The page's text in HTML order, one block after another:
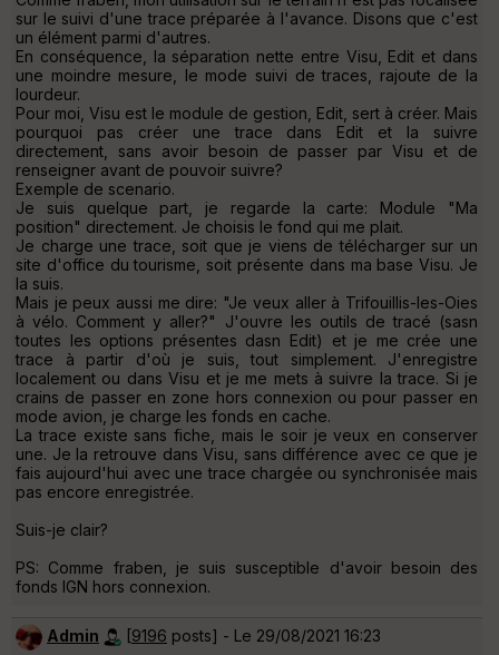
sur le suivi d'une trace préparée à l'avance. Disons que c'est
un élément parmi d'autres.
En conséquence, la séparation nette entre Visu, Edit et dans
une moindre mesure, le mode suivi de traces, rajoute de la
lourdeur.
Pour moi, Visu est le module de gestion, Edit, sert à créer. Mais
pourquoi pas créer une trace dans Edit et la suivre
directement, sans avoir besoin de passer par Visu et de
renseigner avant de pouvoir suivre?
Exemple de scenario.
Je suis quelque part, je regarde la carte: Module "Ma
position" directement. Je choisis le fond qui me plait.
Je charge une trace, soit que je viens de télécharger sur un
site d'office du tourisme, soit présente dans ma base Visu. Je
la suis.
Mais je peux aussi me dire: "Je veux aller à Trifouillis-les-Oies
à vélo. Comment y aller?" J'ouvre les outils de tracé (sasn
toutes les options présentes dasn Edit) et je me crée une
trace à partir d'où je suis, tout simplement. J'enregistre
localement ou dans Visu et je me mets à suivre la trace. Si je
crains de passer en zone hors connexion ou pour passer en
mode avion, je charge les fonds en cache.
La trace existe sans fiche, mais le soir je veux en conserver
une. Je la retrouve dans Visu, sans différence avec ce que je
fais aujourd'hui avec une trace chargée ou synchronisée mais
pas encore enregistrée.
Suis-je clair?
PS: Comme fraben, je suis susceptible d'avoir besoin des
fonds IGN hors connexion.
Admin [9196 posts] - Le 29/08/2021 16:23